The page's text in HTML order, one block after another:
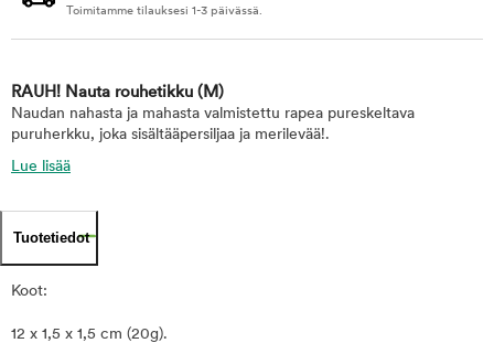
Toimitamme tilauksesi 1-3 päivässä.
RAUH! Nauta rouhetikku (M)
Naudan nahasta ja mahasta valmistettu rapea pureskeltava
puruherkku, joka sisältääpersiljaa ja merilevää!.
Lue lisää
Tuotetiedot
Koot:
12 x 1,5 x 1,5 cm (20g).